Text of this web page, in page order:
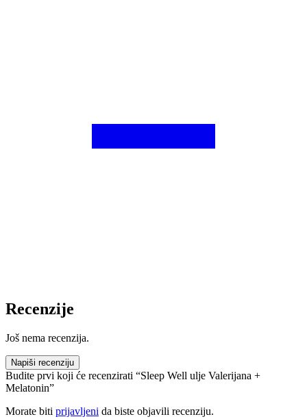
Recenzije
Još nema recenzija.
Napiši recenziju
Budite prvi koji će recenzirati “Sleep Well ulje Valerijana +
Melatonin”
Morate biti prijavljeni da biste objavili recenziju.